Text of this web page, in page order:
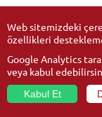
Web sitemizdeki
özellikleri
Google Analytics
veya kabul
Kabul Et
© 2026